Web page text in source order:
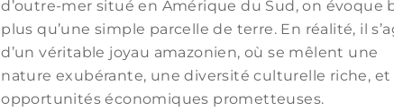
d’outre-mer situé en Amérique du Sud, on évoque
plus qu’une simple parcelle de terre. En réalité, il
d’un véritable joyau amazonien, où se mêlent une
nature exubérante, une diversité culturelle riche, et
opportunités économiques prometteuses.